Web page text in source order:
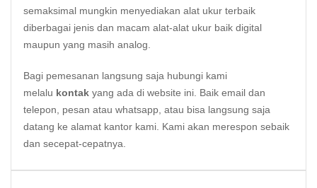
semaksimal mungkin menyediakan alat ukur terbaik
diberbagai jenis dan macam alat-alat ukur baik digital
maupun yang masih analog.
Bagi pemesanan langsung saja hubungi kami
melalu kontak yang ada di website ini. Baik email dan
telepon, pesan atau whatsapp, atau bisa langsung saja
datang ke alamat kantor kami. Kami akan merespon sebaik
dan secepat-cepatnya.